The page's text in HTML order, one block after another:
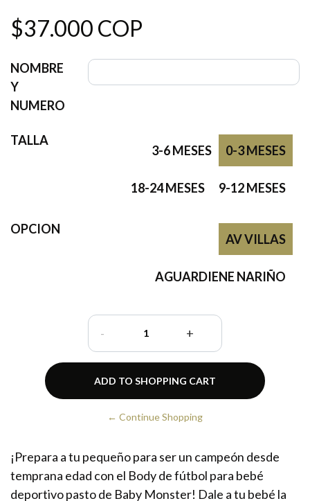
$37.000 COP
NOMBRE
Y
NUMERO
TALLA
0-3 MESES
3-6 MESES
9-12 MESES
18-24 MESES
OPCION
AV VILLAS
AGUARDIENE NARIÑO
- +
← Continue Shopping
¡Prepara a tu pequeño para ser un campeón desde
temprana edad con el Body de fútbol para bebé
deportivo pasto de Baby Monster! Dale a tu bebé la